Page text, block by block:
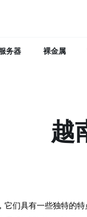
务器 裸金属
越
们具有一些独特的